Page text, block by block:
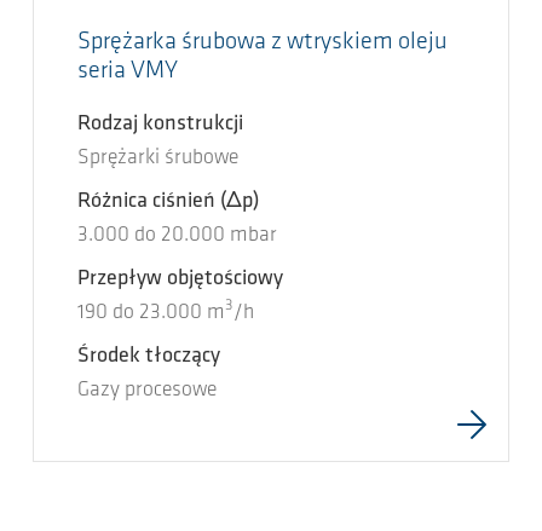
Sprężarka śrubowa z wtryskiem oleju
seria VMY
Rodzaj konstrukcji
Sprężarki śrubowe
Różnica ciśnień (Δp)
3.000 do 20.000 mbar
Przepływ objętościowy
190 do 23.000 m 3 /h
Środek tłoczący
Gazy procesowe